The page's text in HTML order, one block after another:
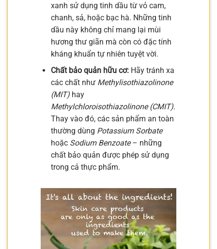
xanh sử dụng tinh dầu từ vỏ cam,
chanh, sả, hoặc bạc hà. Những tinh
dầu này không chỉ mang lại mùi
hương thư giãn mà còn có đặc tính
kháng khuẩn tự nhiên tuyệt vời.
Chất bảo quản hữu cơ:Hãy tránh xa
các chất như Methylisothiazolinone
(MIT)hay
Methylchloroisothiazolinone (CMIT).
Thay vào đó, các sản phẩm an toàn
thường dùng Potassium Sorbate
hoặc Sodium Benzoate– những
chất bảo quản được phép sử dụng
trong cả thực phẩm.